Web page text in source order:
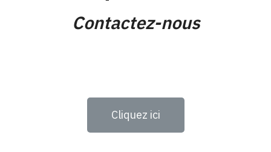
Contactez-nous
Cliquez ici